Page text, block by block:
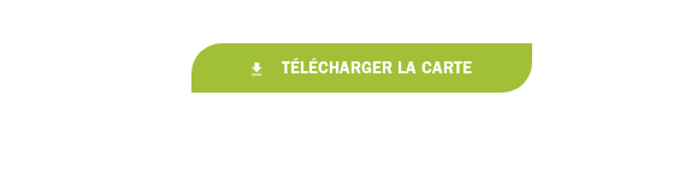
TÉLÉCHARGER LA CARTE